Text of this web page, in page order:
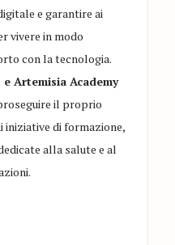
e garantire ai
vivere in modo
con la tecnologia.
Artemisia Academy
il proprio
di formazione,
alla salute e al